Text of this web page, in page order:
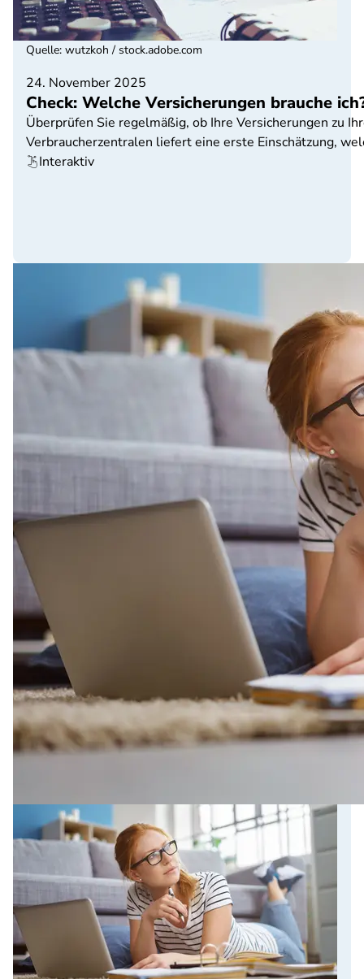
24. November 2025
Check: Welche Versicherungen brauche
Überprüfen Sie regelmäßig, ob Ihre Versicherungen zu
Verbraucherzentralen liefert eine erste Einschätzung,
Interaktiv
Quelle: wutzkoh / stock.adobe.com